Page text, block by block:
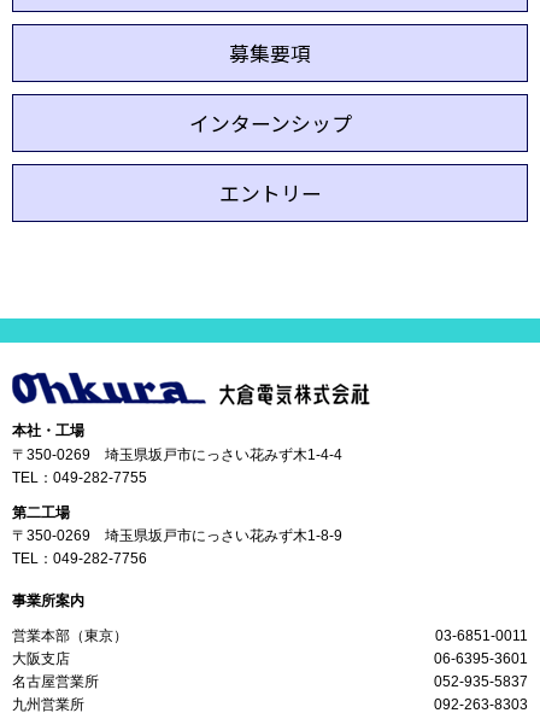
募集要項
インターンシップ
エントリー
本社・工場
〒350-0269 埼玉県坂戸市にっさい花みず木1-4-4
TEL： 049-282-7755
第二工場
〒350-0269 埼玉県坂戸市にっさい花みず木1-8-9
TEL： 049-282-7756
事業所案内
営業本部（東京）
03-6851-0011
大阪支店
06-6395-3601
名古屋営業所
052-935-5837
九州営業所
092-263-8303